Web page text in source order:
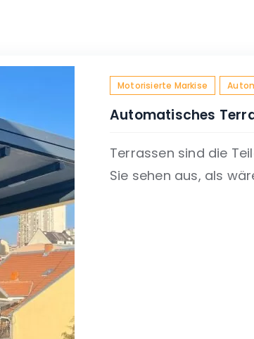
Motorisierte Markise
Automatisches
Terrassen sind die
Sie sehen aus, als